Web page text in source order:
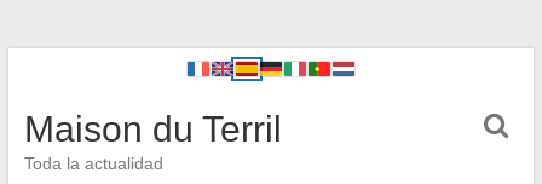
Maison du Terril
Toda la actualidad